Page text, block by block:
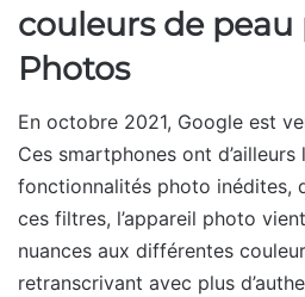
couleurs de
Photos
En octobre 2021, Google est
Ces smartphones ont
fonctionnalités photo inédites,
ces filtres, l’appareil photo
nuances aux différentes
retranscrivant avec plus